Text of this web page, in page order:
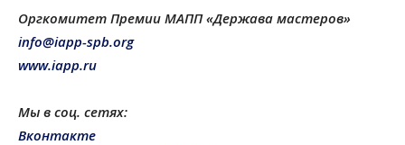
Оргкомитет Премии МАПП «Держава мастеров»
info@iapp-spb.org
www.iapp.ru
Мы в соц. сетях:
Вконтакте